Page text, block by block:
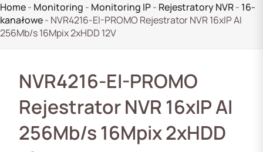
Home- Monitoring - Monitoring IP- Rejestratory NVR- 16-
kanałowe- NVR4216-EI-PROMO Rejestrator NVR 16xIP AI
256Mb/s 16Mpix 2xHDD 12V
NVR4216-EI-PROMO
Rejestrator NVR 16xIP AI
256Mb/s 16Mpix 2xHDD